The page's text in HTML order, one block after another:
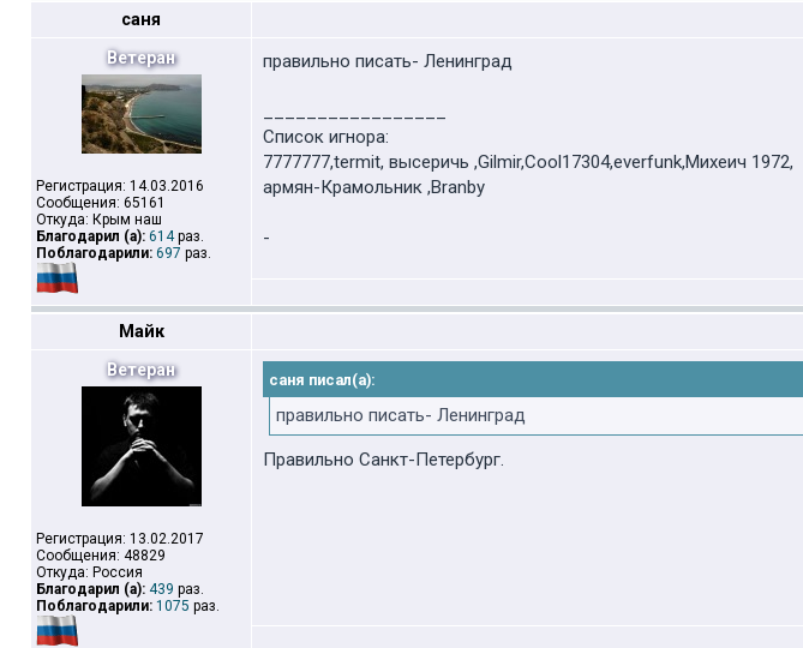
саня
Ветеран
Регистрация: 14.03.2016
Сообщения: 65161
Откуда: Крым наш
Благодарил (а): 614раз.
Поблагодарили: 697 раз.
правильно писать- Ленинград
Список игнора:
7777777,termit, высеричь ,Gilmir,Cool17304,everfunk,Михеич 1972,
армян-Крамольник ,Branby
-
Майк
Ветеран
Регистрация: 13.02.2017
Сообщения: 48829
Откуда: Россия
Благодарил (а): 439 раз.
Поблагодарили: 1075 раз.
саня писал(а):
правильно писать- Ленинград
Правильно Санкт-Петербург.